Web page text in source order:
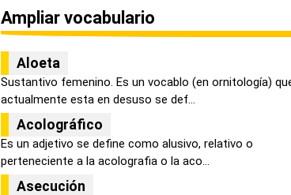
Ampliar vocabulario
Aloeta
Sustantivo femenino. Es un vocablo (en ornitología)
actualmente esta en desuso se def...
Acolográfico
Es un adjetivo se define como alusivo, relativo o
perteneciente a la acolografia o la aco...
Asecución